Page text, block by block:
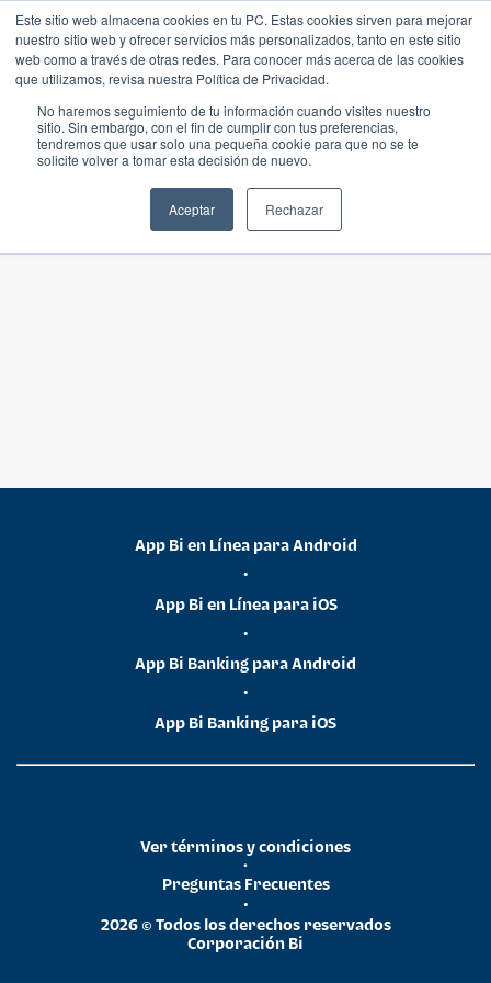
Este sitio web almacena cookies en tu PC. Estas cookies sirven para mejorar
nuestro sitio web y ofrecer servicios más personalizados, tanto en este sitio
web como a través de otras redes. Para conocer más acerca de las cookies
que utilizamos, revisa nuestra Política de Privacidad.
No haremos seguimiento de tu información cuando visites nuestro
sitio. Sin embargo, con el fin de cumplir con tus preferencias,
tendremos que usar solo una pequeña cookie para que no se te
solicite volver a tomar esta decisión de nuevo.
Aceptar Rechazar
App Bi en Línea para Android
•
App Bi en Línea para iOS
•
App Bi Banking para Android
•
App Bi Banking para iOS
2026 © Todos los derechos reservados
Corporación Bi
•
Preguntas Frecuentes
•
Ver términos y condiciones